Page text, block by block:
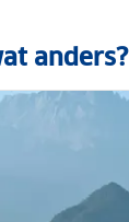
anders?